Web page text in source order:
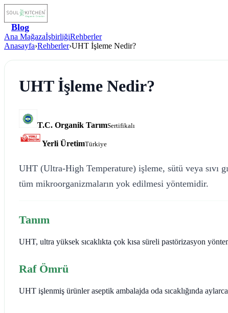
Blog
Ana MağazaİşbirliğiRehberler
Anasayfa›Rehberler›UHT İşleme Nedir?
UHT İşleme Nedir?
T.C. Organik TarımSertifikalı
Yerli ÜretimTürkiye
UHT (Ultra-High Temperature) işleme, sütü veya sıvı
tüm mikroorganizmaların yok edilmesi yöntemidir.
Tanım
UHT, ultra yüksek sıcaklıkta çok kısa süreli pastörizasyon
Raf Ömrü
UHT işlenmiş ürünler aseptik ambalajda oda sıcaklığında